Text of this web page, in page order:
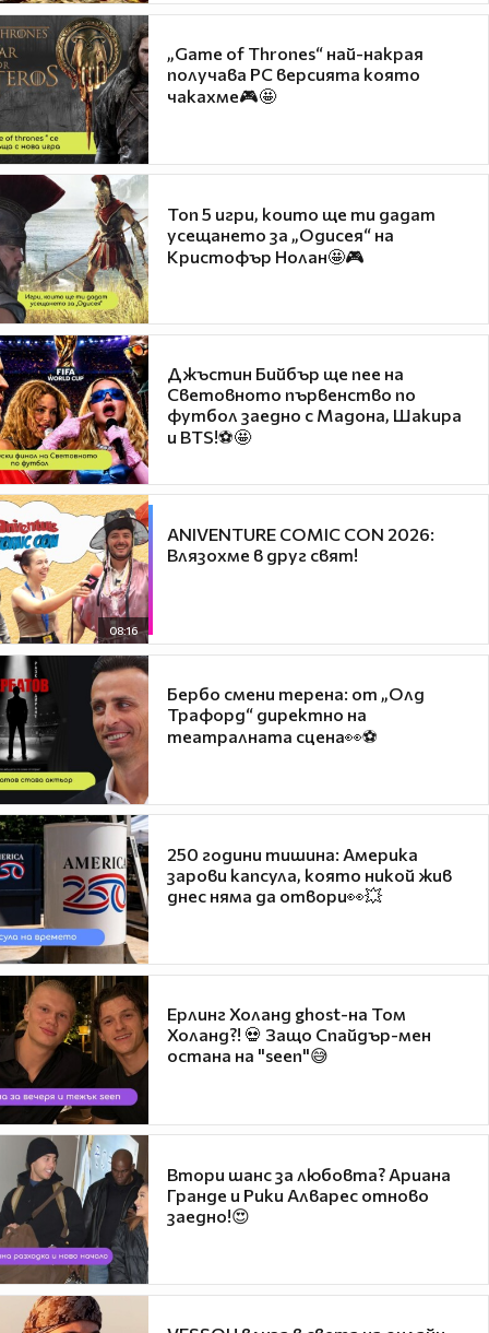
„Game of Thrones“ най-накрая
получава PC версията която
чакахме🎮🤩
Топ 5 игри, които ще ти дадат
усещането за „Одисея“ на
Кристофър Нолан🤩🎮
Джъстин Бийбър ще пее на
Световното първенство по
футбол заедно с Мадона, Шакира
и BTS!⚽🤩
08:16
ANIVENTURE COMIC CON 2026:
Влязохме в друг свят!
Бербо смени терена: от „Олд
Трафорд“ директно на
театралната сцена👀⚽
250 години тишина: Америка
зарови капсула, която никой жив
днес няма да отвори👀💥
Ерлинг Холанд ghost-на Том
Холанд?! 💀 Защо Спайдър-мен
остана на "seen"😅
Втори шанс за любовта? Ариана
Гранде и Рики Алварес отново
заедно!😍